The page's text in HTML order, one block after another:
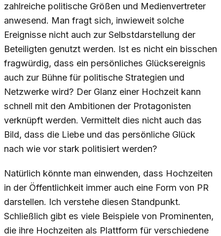
zahlreiche politische Größen und Medienvertreter
anwesend. Man fragt sich, inwieweit solche
Ereignisse nicht auch zur Selbstdarstellung der
Beteiligten genutzt werden. Ist es nicht ein bisschen
fragwürdig, dass ein persönliches Glücksereignis
auch zur Bühne für politische Strategien und
Netzwerke wird? Der Glanz einer Hochzeit kann
schnell mit den Ambitionen der Protagonisten
verknüpft werden. Vermittelt dies nicht auch das
Bild, dass die Liebe und das persönliche Glück
nach wie vor stark politisiert werden?
Natürlich könnte man einwenden, dass Hochzeiten
in der Öffentlichkeit immer auch eine Form von PR
darstellen. Ich verstehe diesen Standpunkt.
Schließlich gibt es viele Beispiele von Prominenten,
die ihre Hochzeiten als Plattform für verschiedene